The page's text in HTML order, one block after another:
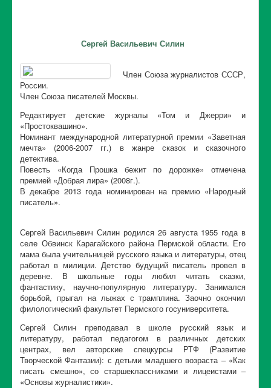
Сергей Васильевич Силин
Член Союза журналистов СССР,
России.
Член Союза писателей Москвы.
Редактирует детские журналы «Том и Джерри» и
«Простоквашино».
Номинант международной литературной премии «Заветная
мечта» (2006-2007 гг.) в жанре сказок и сказочного
детектива.
Повесть «Когда Прошка бежит по дорожке» отмечена
премией «Добрая лира» (2008г.).
В декабре 2013 года номинирован на премию «Народный
писатель».
Сергей Васильевич Силин родился 26 августа 1955 года в
селе Обвинск Карагайского района Пермской области. Его
мама была учительницей русского языка и литературы, отец
работал в милиции. Детство будущий писатель провел в
деревне. В школьные годы любил читать сказки,
фантастику, научно-популярную литературу. Занимался
борьбой, прыгал на лыжах с трамплина. Заочно окончил
филологический факультет Пермского госуниверситета.
Сергей Силин преподавал в школе русский язык и
литературу, работал педагогом в различных детских
центрах, вел авторские спецкурсы РТФ (Развитие
Творческой Фантазии): с детьми младшего возраста – «Как
писать смешно», со старшеклассниками и лицеистами –
«Основы журналистики».